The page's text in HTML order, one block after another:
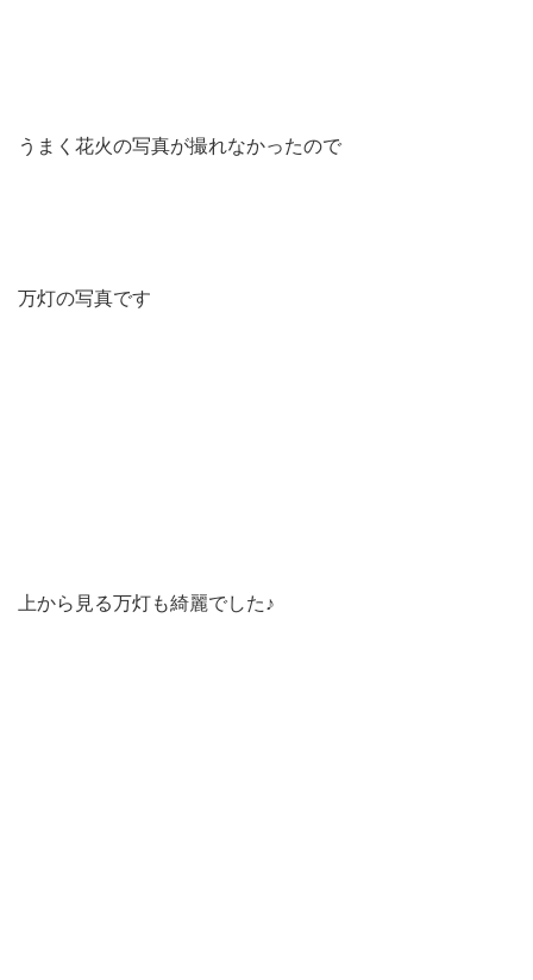
うまく花火の写真が撮れなかったので
万灯の写真です
上から見る万灯も綺麗でした♪